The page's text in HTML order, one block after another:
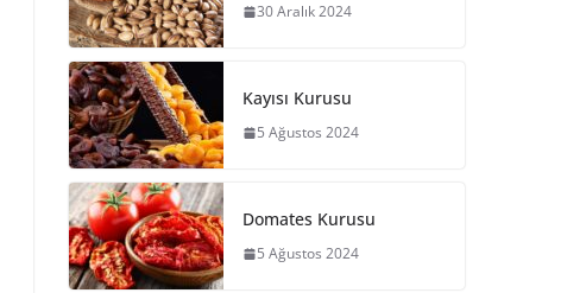
30 Aralık 2024
Kayısı Kurusu
5 Ağustos 2024
Domates Kurusu
5 Ağustos 2024